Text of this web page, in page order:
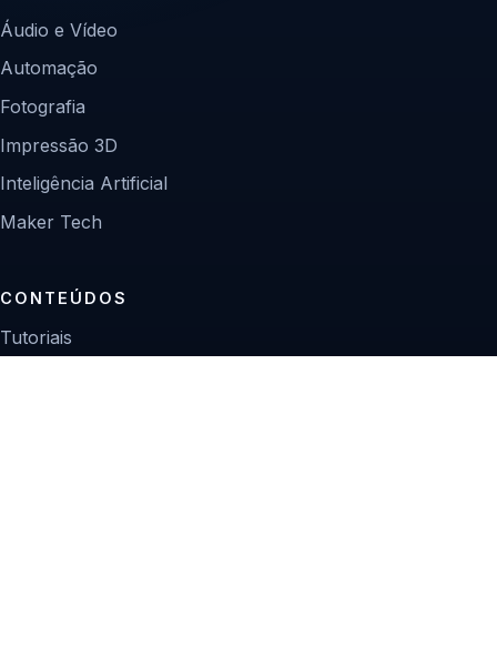
Áudio e Vídeo
Automação
Fotografia
Impressão 3D
Inteligência Artificial
Maker Tech
CONTEÚDOS
Tutoriais